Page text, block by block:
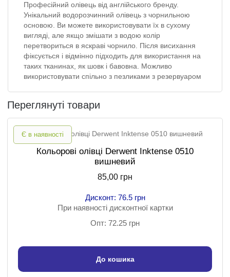
Професійний олівець від англійського бренду.
Унікальний водорозчинний олівець з чорнильною
основою. Ви можете використовувати їх в сухому
вигляді, але якщо змішати з водою колір
перетвориться в яскраві чорнило. Після висихання
фіксується і відмінно підходить для використання на
таких тканинах, як шовк і бавовна. Можливо
використовувати спільно з пезликами з резервуаром
Переглянуті товари
Є в наявності
Кольорові олівці Derwent Inktense 0510
вишневий
85,00 грн
Дисконт: 76.5 грн
При наявності дисконтної картки
Опт: 72.25 грн
До кошика